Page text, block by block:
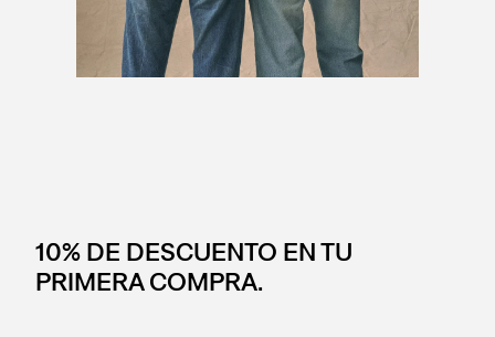
10% DE DESCUENTO EN TU
PRIMERA COMPRA.